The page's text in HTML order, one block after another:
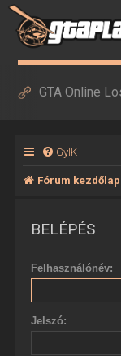
GTA Online
GyIK
Fórum kezdőlap
BELÉPÉS
Felhasználónév:
Jelszó: